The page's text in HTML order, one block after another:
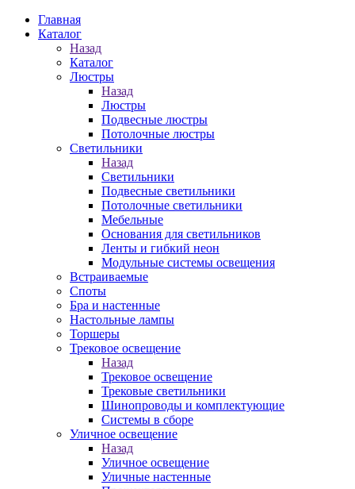
Главная
Каталог
Назад
Каталог
Люстры
Назад
Люстры
Подвесные люстры
Потолочные люстры
Светильники
Назад
Светильники
Подвесные светильники
Потолочные светильники
Мебельные
Основания для светильников
Ленты и гибкий неон
Модульные системы освещения
Встраиваемые
Споты
Бра и настенные
Настольные лампы
Торшеры
Трековое освещение
Назад
Трековое освещение
Трековые светильники
Шинопроводы и комплектующие
Системы в сборе
Уличное освещение
Назад
Уличное освещение
Уличные настенные